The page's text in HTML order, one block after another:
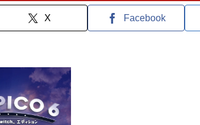
X Facebook